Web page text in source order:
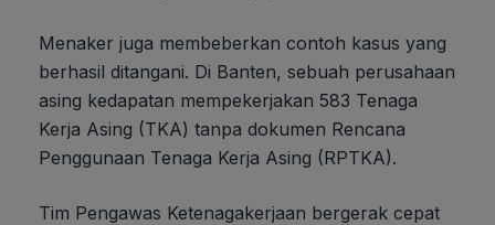
Menaker juga membeberkan contoh kasus yang
berhasil ditangani. Di Banten, sebuah perusahaan
asing kedapatan mempekerjakan 583 Tenaga
Kerja Asing (TKA) tanpa dokumen Rencana
Penggunaan Tenaga Kerja Asing (RPTKA).
Tim Pengawas Ketenagakerjaan bergerak cepat